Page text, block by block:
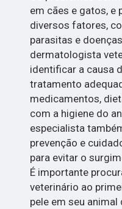
em cães e gatos, e
diversos fatores,
parasitas e
dermatologista
identificar a causa
tratamento
medicamentos,
com a higiene do
especialista
prevenção e
para evitar o
É importante
veterinário ao
pele em seu